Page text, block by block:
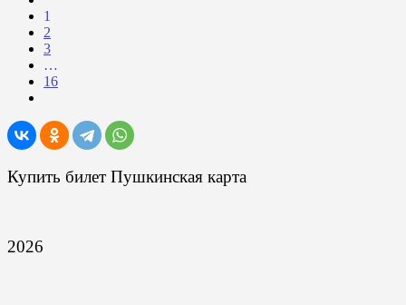
1
2
3
…
16
Купить билет Пушкинская карта
2026